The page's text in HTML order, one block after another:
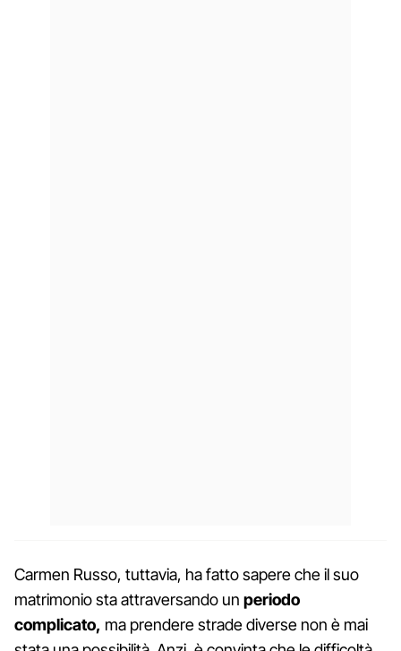
Carmen Russo, tuttavia, ha fatto sapere che il suo
matrimonio sta attraversando un periodo
complicato, ma prendere strade diverse non è mai